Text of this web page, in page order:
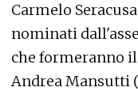
Carmelo
nominati
che formeranno
Andrea Mansutti